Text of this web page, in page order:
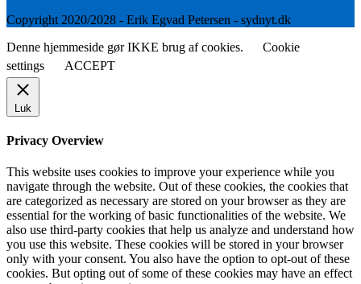
Copyright 2020/2028 - Erik Egvad Petersen - sydnyt.dk
Denne hjemmeside gør IKKE brug af cookies.
Cookie
settings
ACCEPT
Luk
Privacy Overview
This website uses cookies to improve your experience while you
navigate through the website. Out of these cookies, the cookies that
are categorized as necessary are stored on your browser as they are
essential for the working of basic functionalities of the website. We
also use third-party cookies that help us analyze and understand how
you use this website. These cookies will be stored in your browser
only with your consent. You also have the option to opt-out of these
cookies. But opting out of some of these cookies may have an effect